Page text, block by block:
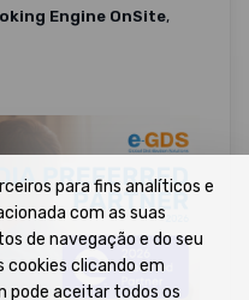
Engine OnSite,
para fins analíticos e
com as suas
de navegação e do seu
cookies clicando em
pode aceitar todos os